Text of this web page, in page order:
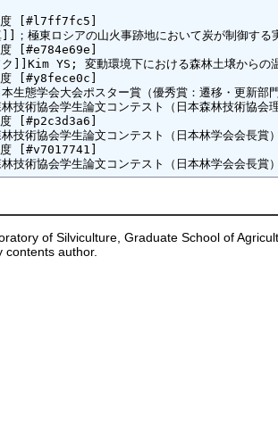
度 [#l7ff7fc5]
極東ロシアの山火事跡地において炭が制御する
[#e784e69e]
YS; 変動環境下における森林土壌からの温
[#y8fece0c]
生態学会大会ポスター賞（優秀賞：遷移・更新
技術協会学生論文コンテスト（日本森林技術協
[#p2c3d3a6]
技術協会学生論文コンテスト（日本林学会会長
[#v7017741]
of Silviculture, Graduate School of
contents author.